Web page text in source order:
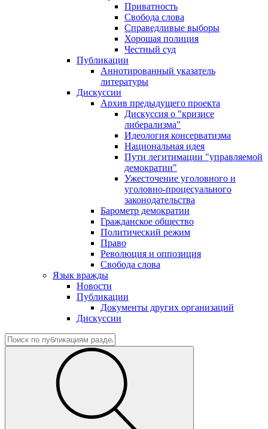
Приватность
Свобода слова
Справедливые выборы
Хорошая полиция
Честный суд
Публикации
Аннотированный указатель
литературы
Дискуссии
Архив предыдущего проекта
Дискуссия о "кризисе
либерализма"
Идеология консерватизма
Национальная идея
Пути легитимации "управляемой
демократии"
Ужесточение уголовного и
уголовно-процесуального
законодательства
Барометр демократии
Гражданское общество
Политический режим
Право
Революция и оппозиция
Свобода слова
Язык вражды
Новости
Публикации
Документы других организаций
Дискуссии